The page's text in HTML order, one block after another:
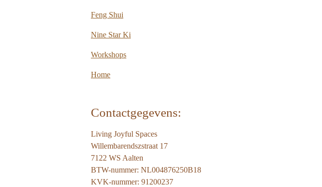
Feng Shui
Nine Star Ki
Workshops
Home
Contactgegevens:
Living Joyful Spaces
Willembarendszstraat 17
7122 WS Aalten
BTW-nummer: NL004876250B18
KVK-nummer: 91200237